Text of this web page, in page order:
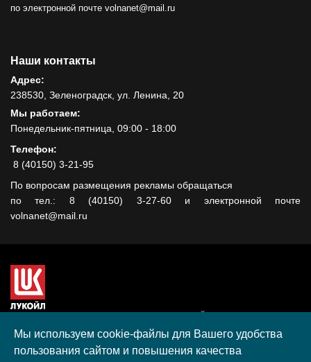
по электронной почте volnanet@mail.ru
Наши контакты
Адрес:
238530, Зеленоградск, ул. Ленина, 20
Мы работаем:
Понедельник-пятница, 09:00 - 18:00
Телефон:
8 (40150) 3-21-95
По вопросам размещения рекламы обращаться
по тел.: 8 (40150) 3-27-60 и электронной почте
volnanet@mail.ru
Сайт создан при поддержке ООО "ЛУКОЙЛ-КМН" на средства
гранта, полученного в рамках XIII Конкурса социальных и
культурных проектов ПАО "ЛУКОЙЛ" на территории
Мы используем cookie-файлы для Вашего удобства
пользования сайтом и повышения качества